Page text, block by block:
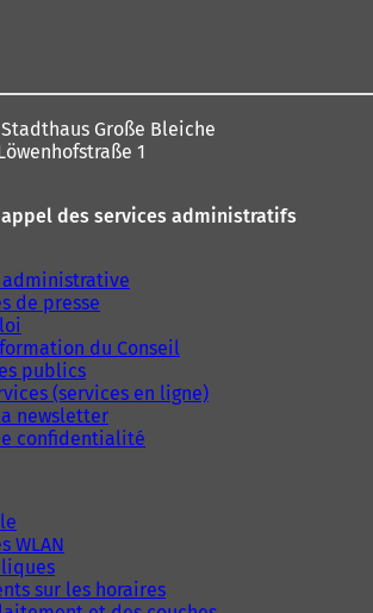
Stadthaus Große Bleiche
1
des services administratifs
de presse
du Conseil
publics
(services en ligne)
newsletter
confidentialité
WLAN
sur les horaires